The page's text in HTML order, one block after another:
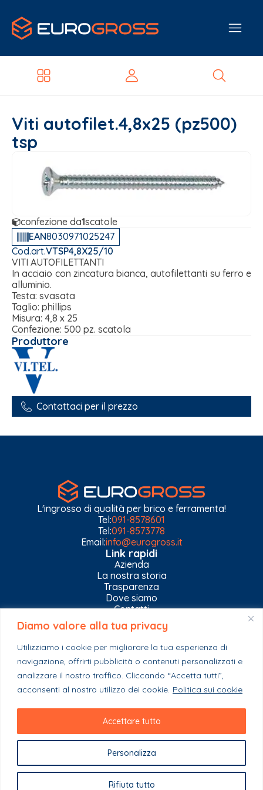
Diamo valore alla tua privacy
Utilizziamo i cookie per migliorare la tua esperienza di
navigazione, offrirti pubblicità o contenuti personalizzati e
analizzare il nostro traffico. Cliccando “Accetta tutti”,
acconsenti al nostro utilizzo dei cookie. Politica sui cookie
Personalizza
Rifiuta tutto
Accettare tutto
Viti autofilet.4,8x25 (pz500)
tsp
confezione da1scatole
EAN8030971025247
Cod.art.VTSP4,8X25/10
VITI AUTOFILETTANTI
In acciaio con zincatura bianca, autofilettanti su ferro e
alluminio.
Testa: svasata
Taglio: phillips
Misura: 4,8 x 25
Confezione: 500 pz. scatola
Produttore
Contattaci per il prezzo
L'ingrosso di qualità per brico e ferramenta!
Tel:091-8578601
Tel:091-8573778
Email:info@eurogross.it
Link rapidi
Azienda
La nostra storia
Trasparenza
Dove siamo
Contatti
Privacy Policy
Gestisci impostazioni Cookies
Esplora il catalogo
Casa
Ferramenta & Co.
Giardino e agricoltura
Stagionali
Copyright 2023 - EuroGross Srl - P. IVA: 03999590825